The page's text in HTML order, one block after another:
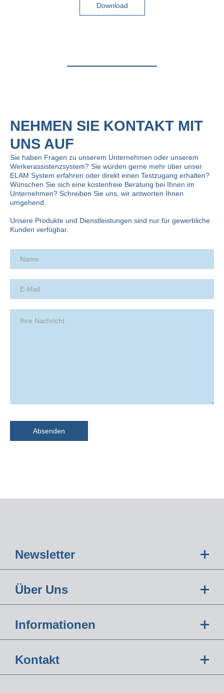
Download
NEHMEN SIE KONTAKT MIT
UNS AUF
Sie haben Fragen zu unserem Unternehmen oder unserem
Werkerassistenzsystem? Sie würden gerne mehr über unser
ELAM System erfahren oder direkt einen Testzugang erhalten?
Wünschen Sie sich eine kostenfreie Beratung bei Ihnen im
Unternehmen? Schreiben Sie uns, wir antworten Ihnen
umgehend.
Unsere Produkte und Dienstleistungen sind nur für gewerbliche
Kunden verfügbar.
Newsletter
Über Uns
Informationen
Kontakt